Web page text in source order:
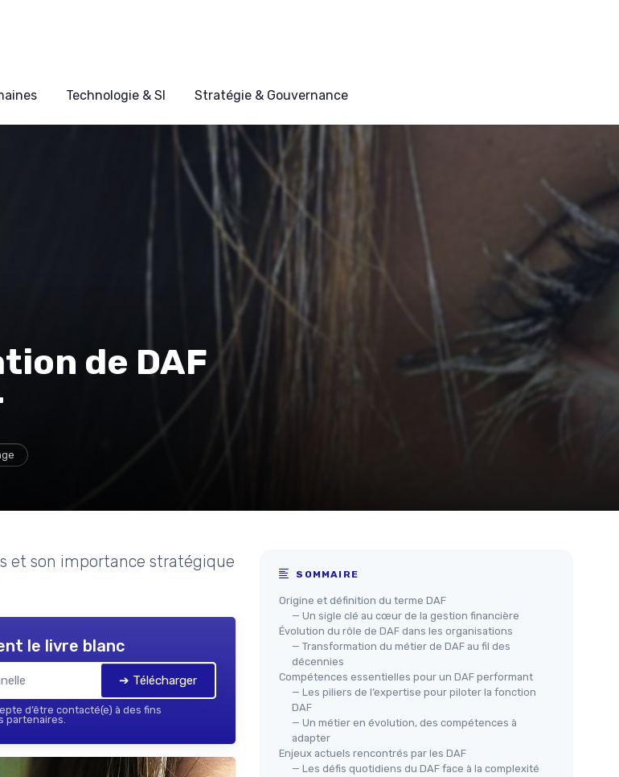
Technologie & SI Stratégie & Gouvernance
de DAF
et son importance stratégique
le livre blanc
➔ Télécharger
d’être contacté(e) à des fins
partenaires.
SOMMAIRE
Origine et définition du terme DAF
— Un sigle clé au cœur de la gestion financière
Évolution du rôle de DAF dans les organisations
— Transformation du métier de DAF au fil des
décennies
Compétences essentielles pour un DAF performant
— Les piliers de l’expertise pour piloter la fonction
DAF
— Un métier en évolution, des compétences à
adapter
Enjeux actuels rencontrés par les DAF
— Les défis quotidiens du DAF face à la complexité